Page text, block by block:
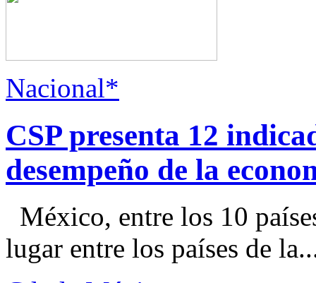
Nacional*
CSP presenta 12
desempeño de la
México, entre los 10
lugar entre los países de